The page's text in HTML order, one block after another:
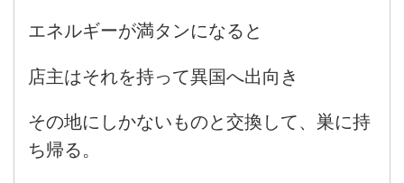
エネルギーが満タンになると
店主はそれを持って異国へ出向き
その地にしかないものと交換して、巣に持
ち帰る。